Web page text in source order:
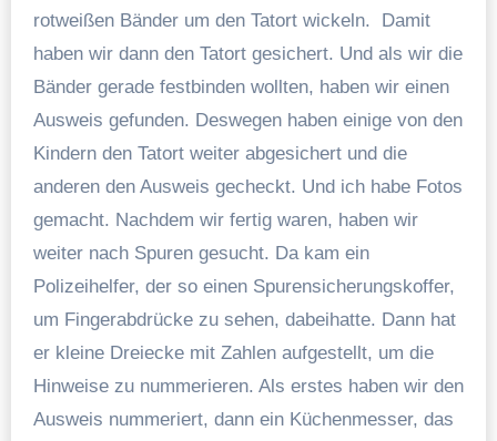
rotweißen Bänder um den Tatort wickeln. Damit
haben wir dann den Tatort gesichert. Und als wir die
Bänder gerade festbinden wollten, haben wir einen
Ausweis gefunden. Deswegen haben einige von den
Kindern den Tatort weiter abgesichert und die
anderen den Ausweis gecheckt. Und ich habe Fotos
gemacht. Nachdem wir fertig waren, haben wir
weiter nach Spuren gesucht. Da kam ein
Polizeihelfer, der so einen Spurensicherungskoffer,
um Fingerabdrücke zu sehen, dabeihatte. Dann hat
er kleine Dreiecke mit Zahlen aufgestellt, um die
Hinweise zu nummerieren. Als erstes haben wir den
Ausweis nummeriert, dann ein Küchenmesser, das